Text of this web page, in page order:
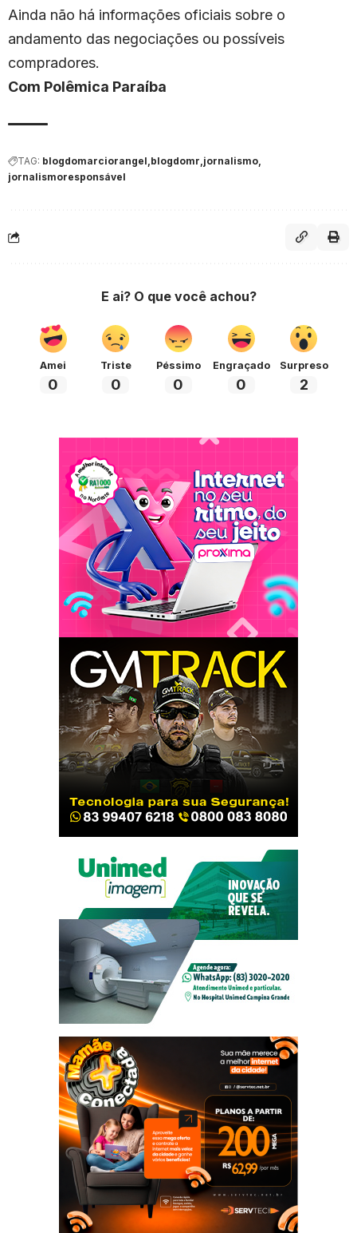
Ainda não há informações oficiais sobre o
andamento das negociações ou possíveis
compradores.
Com Polêmica Paraíba
TAG: blogdomarciorangel blogdomr jornalismo
jornalismoresponsável
E ai? O que você achou?
Amei
0
Triste
0
Péssimo
0
Engraçado
0
Surpreso
2